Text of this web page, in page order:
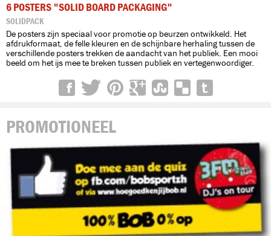
6 POSTERS "SOLID BOARD PACKAGING"
SOLIDPACK
De posters zijn speciaal voor promotie op beurzen ontwikkeld. Het
afdrukformaat, de felle kleuren en de schijnbare herhaling tussen de
verschillende posters trekken de aandacht van het publiek. Een mooi
beeld om het ijs mee te breken tussen publiek en vertegenwoordiger.
PROMOTIONEEL